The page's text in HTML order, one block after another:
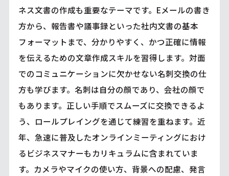
ネス文書の作成も重要なテーマです。Eメールの書き
方から、報告書や議事録といった社内文書の基本
フォーマットまで、分かりやすく、かつ正確に情報
を伝えるための文章作成スキルを習得します。対面
でのコミュニケーションに欠かせない名刺交換の仕
方も学びます。名刺は自分の顔であり、会社の顔で
もあります。正しい手順でスムーズに交換できるよ
う、ロールプレイングを通じて練習を重ねます。近
年、急速に普及したオンラインミーティングにおけ
るビジネスマナーもカリキュラムに含まれていま
す。カメラやマイクの使い方、背景への配慮、発言